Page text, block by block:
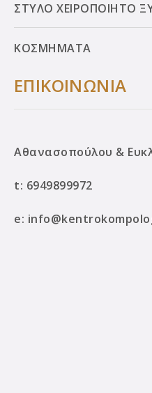
ΣΤΥΛΟ ΧΕΙΡΟΠΟΙΗΤΟ
ΚΟΣΜΗΜΑΤΑ
ΕΠΙΚΟΙΝΩΝΙΑ
Αθανασοπούλου &
t: 6949899972
e: